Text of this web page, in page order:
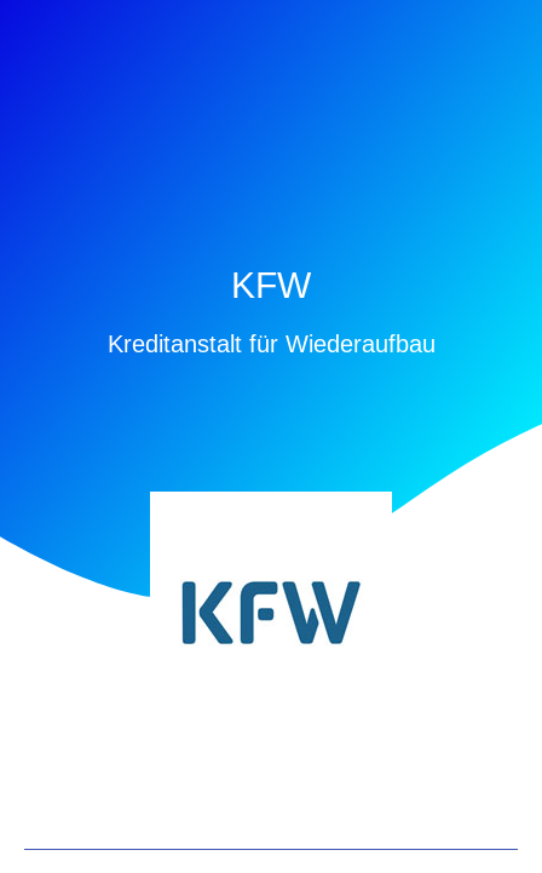
KFW
Kreditanstalt für Wiederaufbau